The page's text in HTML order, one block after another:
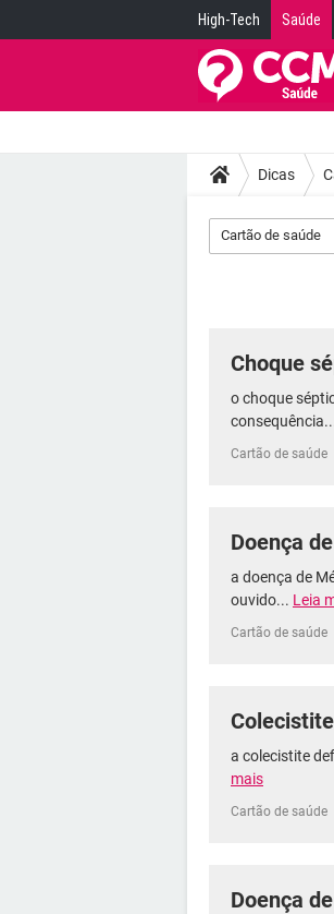
High-Tech Saúde
Dicas
Cartão de saúde
Choque
o choque
Cartão de saúde
Doença
a doença de
ouvido... Leia
Cartão de saúde
Colecistite
a colecistite
mais
Cartão de saúde
Doença